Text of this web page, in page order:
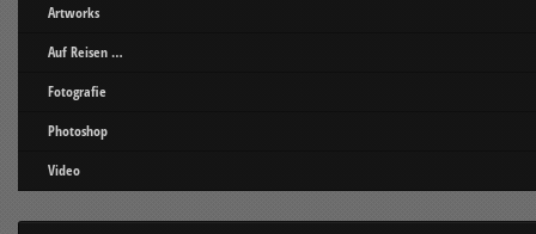
Artworks
Auf Reisen …
Fotografie
Photoshop
Video